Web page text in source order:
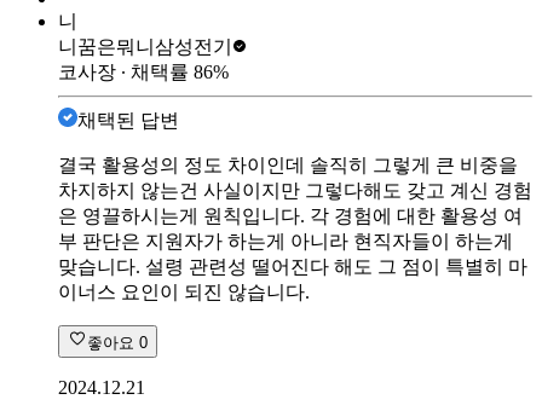
니
니꿈은뭐니 삼성전기
코사장 ∙ 채택률 86%
채택된 답변
결국 활용성의 정도 차이인데 솔직히 그렇게 큰 비중을
차지하지 않는건 사실이지만 그렇다해도 갖고 계신 경험
은 영끌하시는게 원칙입니다. 각 경험에 대한 활용성 여
부 판단은 지원자가 하는게 아니라 현직자들이 하는게
맞습니다. 설령 관련성 떨어진다 해도 그 점이 특별히 마
이너스 요인이 되진 않습니다.
좋아요 0
2024.12.21